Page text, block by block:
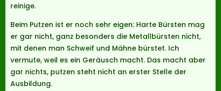
reinige.
Beim Putzen ist er noch sehr eigen: Harte Bürsten mag
er gar nicht, ganz besonders die Metallbürsten nicht,
mit denen man Schweif und Mähne bürstet. Ich
vermute, weil es ein Geräusch macht. Das macht aber
gar nichts, putzen steht nicht an erster Stelle der
Ausbildung.